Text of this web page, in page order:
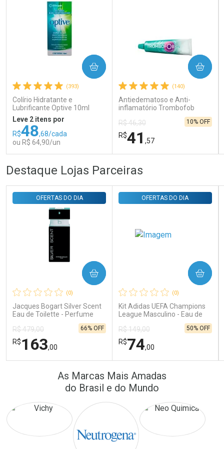
Comprar sem Desconto
Por R$ 29,30/cada
Comprar sem Desconto
Por R$ 29,30/cada
(393)
Colírio Hidratante e
Lubrificante Optive 10ml
Leve 2 itens por
R$48,68/cada
ou R$ 64,90/un
COMPRAR
FECHAR
Laboratório
Comprar sem Desconto
Por R$ 64,90/cada
FECHAR
Por Menos
Comprar sem Desconto
Por R$ 64,90/cada
(140)
Antiedematoso e Anti-
inflamatório Trombofob
R$ 46,30
R$41 ,57
10% OFF
COMPRAR
Comprar sem Desconto
Por R$ 41,57/cada
Por Menos
Comprar sem Desconto
Por R$ 41,57/cada
Destaque Lojas Parceiras
(0)
Jacques Bogart Silver Scent
Eau de Toilette - Perfume
OFERTAS DO DIA
R$ 479,00
R$163,00
66% OFF
COMPRAR
FECHAR
FECHAR
Por Menos
(0)
Kit Adidas UEFA Champions
League Masculino - Eau de
Toilette 100ml + Shower Gel
250ml
OFERTAS DO DIA
R$ 149,00
R$74,00
50% OFF
COMPRAR
Laboratório
Por Menos
As Marcas Mais Amadas
do Brasil e do Mundo